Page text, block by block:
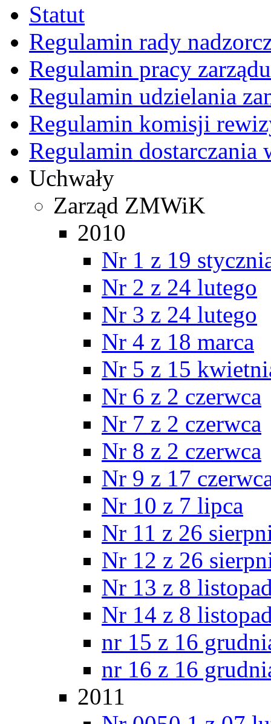
Statut
Regulamin rady
Regulamin pracy zarządu
Regulamin udzielania
Regulamin komisji
Regulamin
Uchwały
Zarząd ZMWiK
2010
Nr 1 z 19
Nr 2 z 24 lutego
Nr 3 z 24 lutego
Nr 4 z 18 marca
Nr 5 z 15
Nr 6 z 2 czerwca
Nr 7 z 2 czerwca
Nr 8 z 2 czerwca
Nr 9 z 17
Nr 10 z 7 lipca
Nr 11 z 26
Nr 12 z 26
Nr 13 z 8
Nr 14 z 8
nr 15 z 16
nr 16 z 16
2011